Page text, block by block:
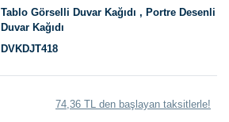
Tablo Görselli Duvar Kağıdı , Portre Desenli
Duvar Kağıdı
DVKDJT418
74,36 TL den başlayan taksitlerle!